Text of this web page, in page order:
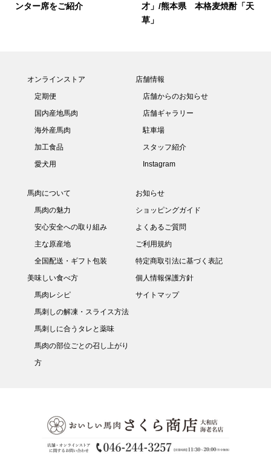
ンター席をご紹介
才」/熊本県 本格麦焼酎「天
草」
オンラインストア
定期便
国内産地馬肉
海外産馬肉
加工食品
愛犬用
店舗情報
店舗からのお知らせ
店舗ギャラリー
駐車場
スタッフ紹介
Instagram
馬肉について
馬肉の魅力
安心安全への取り組み
主な原産地
全国配送・ギフト包装
美味しい食べ方
馬肉レシピ
馬刺しの解凍・スライス方法
馬刺しに合うタレと薬味
馬肉の部位ごとの召し上がり
方
お知らせ
ショッピングガイド
よくあるご質問
ご利用規約
特定商取引法に基づく表記
個人情報保護方針
サイトマップ